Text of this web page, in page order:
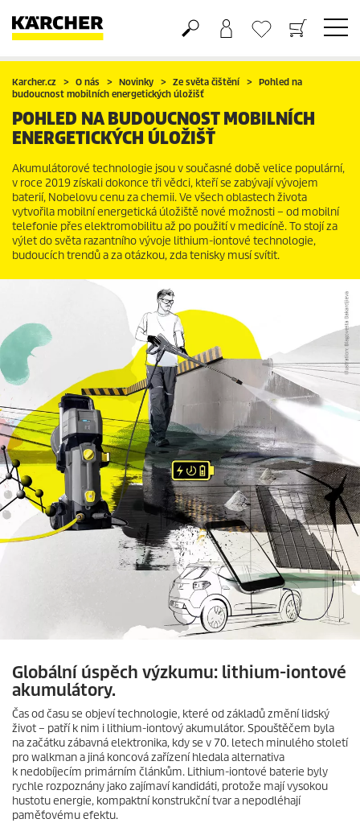
Nákupní košík
Seznam oblíbených produktů
Karcher.cz O nás Novinky Ze světa čištění
Pohled na
budoucnost mobilních energetických úložišť
POHLED NA BUDOUCNOST MOBILNÍCH
ENERGETICKÝCH ÚLOŽIŠŤ
Akumulátorové technologie jsou v současné době velice populární,
v roce 2019 získali dokonce tři vědci, kteří se zabývají vývojem
baterií, Nobelovu cenu za chemii. Ve všech oblastech života
vytvořila mobilní energetická úložiště nové možnosti – od mobilní
telefonie přes elektromobilitu až po použití v medicíně. To stojí za
výlet do světa razantního vývoje lithium-iontové technologie,
budoucích trendů a za otázkou, zda tenisky musí svítit.
Globální úspěch výzkumu: lithium-iontové
akumulátory.
Čas od času se objeví technologie, které od základů změní lidský
život – patří k nim i lithium-iontový akumulátor. Spouštěčem byla
na začátku zábavná elektronika, kdy se v 70. letech minulého století
pro walkman a jiná koncová zařízení hledala alternativa
k nedobíjecím primárním článkům. Lithium-iontové baterie byly
rychle rozpoznány jako zajímaví kandidáti, protože mají vysokou
hustotu energie, kompaktní konstrukční tvar a nepodléhají
paměťovému efektu.